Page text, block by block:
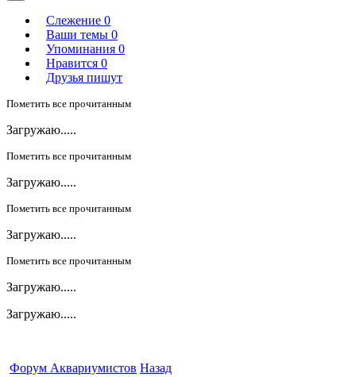
Слежение 0
Ваши темы 0
Упоминания 0
Нравится 0
Друзья пишут
Пометить все прочитанным
Загружаю.....
Пометить все прочитанным
Загружаю.....
Пометить все прочитанным
Загружаю.....
Пометить все прочитанным
Загружаю.....
Загружаю.....
Форум Аквариумистов Назад